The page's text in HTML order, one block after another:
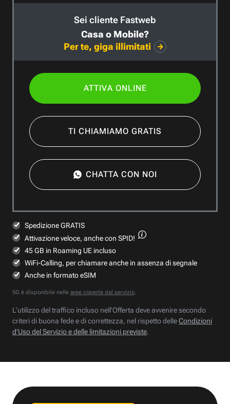
Sei cliente Fastweb
Casa o Mobile?
Per te, giga illimitati
ATTIVA ONLINE
TI CHIAMIAMO GRATIS
CHATTA CON NOI
Spedizione GRATIS
Attivazione veloce, anche con SPID!
45 GB in Roaming UE incluso
WiFi-Calling, per chiamare anche in assenza di segnale
Anche in formato eSIM
5G è disponibile nelle aree coperte dal servizio.
L’utilizzo del traffico incluso nell’Offerta deve avvenire secondo
criteri di buona fede e di correttezza, nel rispetto delleCondizioni
d’Uso del Servizio e delle limitazioni previste.